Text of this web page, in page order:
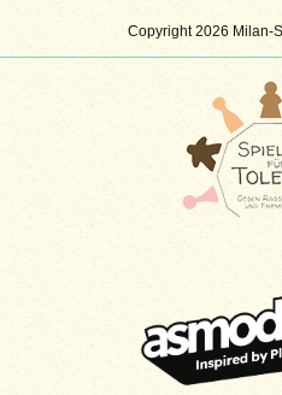
Copyright 2026 Milan-